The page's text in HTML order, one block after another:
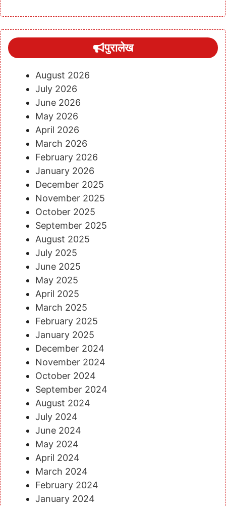
पुरालेख
August 2026
July 2026
June 2026
May 2026
April 2026
March 2026
February 2026
January 2026
December 2025
November 2025
October 2025
September 2025
August 2025
July 2025
June 2025
May 2025
April 2025
March 2025
February 2025
January 2025
December 2024
November 2024
October 2024
September 2024
August 2024
July 2024
June 2024
May 2024
April 2024
March 2024
February 2024
January 2024